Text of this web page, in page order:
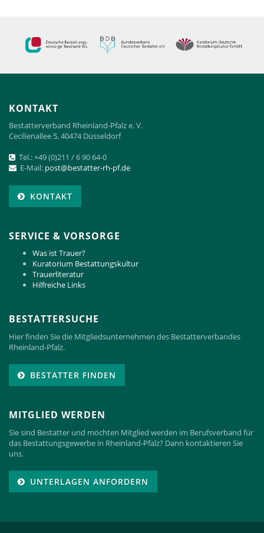
KONTAKT
Bestatterverband Rheinland-Pfalz e. V.
Cecilienallee 5, 40474 Düsseldorf
Tel.: +49 (0)211 / 6 90 64-0
E-Mail: post@bestatter-rh-pf.de
KONTAKT
SERVICE & VORSORGE
Was ist Trauer?
Kuratorium Bestattungskultur
Trauerliteratur
Hilfreiche Links
BESTATTERSUCHE
Hier finden Sie die Mitgliedsunternehmen des Bestatterverbandes
Rheinland-Pfalz.
BESTATTER FINDEN
MITGLIED WERDEN
Sie sind Bestatter und möchten Mitglied werden im Berufsverband für
das Bestattungsgewerbe in Rheinland-Pfalz? Dann kontaktieren Sie
uns.
UNTERLAGEN ANFORDERN